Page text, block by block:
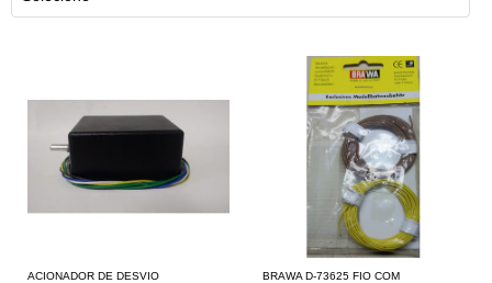
ACIONADOR DE DESVIO
BRAWA D-73625 FIO COM